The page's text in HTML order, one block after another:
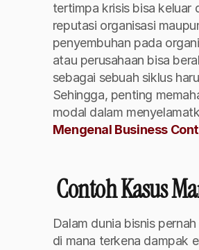
tertimpa krisis bisa keluar
reputasi organisasi
penyembuhan pada
atau perusahaan bisa
sebagai sebuah siklus
Sehingga, penting
modal dalam
Mengenal Business
Contoh Kasus
Dalam dunia bisnis
di mana terkena dampak